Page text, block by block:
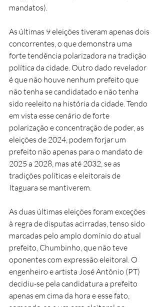
mandatos).
As últimas 9 eleições tiveram apenas dois
concorrentes, o que demonstra uma
forte tendência polarizadora na tradição
política da cidade. Outro dado revelador
é que não houve nenhum prefeito que
não tenha se candidatado e não tenha
sido reeleito na história da cidade. Tendo
em vista esse cenário de forte
polarização e concentração de poder, as
eleições de 2024, podem forjar um
prefeito não apenas para o mandato de
2025 a 2028, mas até 2032, se as
tradições políticas e eleitorais de
Itaguara se mantiverem.
As duas últimas eleições foram exceções
à regra de disputas acirradas, tenso sido
marcadas pelo amplo domínio do atual
prefeito, Chumbinho, que não teve
oponentes com expressão eleitoral. O
engenheiro e artista José Antônio (PT)
decidiu-se pela candidatura a prefeito
apenas em cima da hora e esse fato,